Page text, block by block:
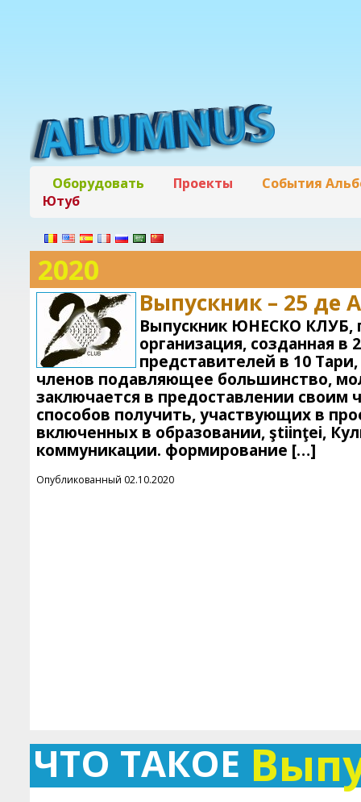
Оборудовать Проекты
События
Ютуб
2020
Выпускник – 25 де
Выпускник ЮНЕСКО КЛУБ,
организация, созданная в
представителей в 10
членов подавляющее большинство,
заключается в предоставлении своим
способов получить, участвующих в
включенных в образовании, ştiinţei,
коммуникации. формирование […]
Опубликованный 02.10.2020
ЧТО ТАКОЕ